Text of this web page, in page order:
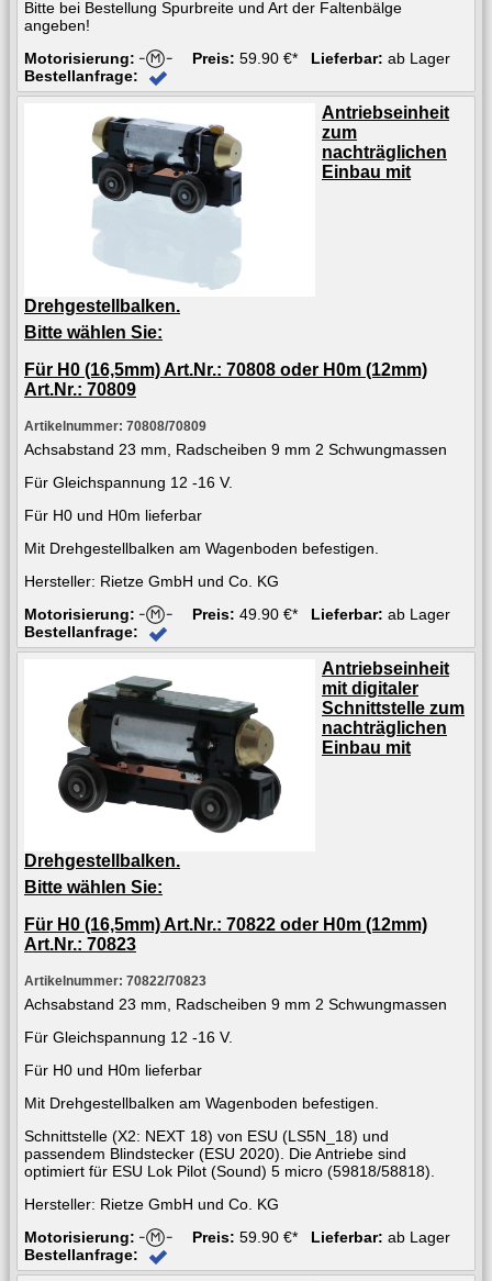
Bitte bei Bestellung Spurbreite und Art der Faltenbälge
angeben!
Motorisierung:
Preis: 59.90 €* Lieferbar: ab Lager
Bestellanfrage:
Antriebseinheit
zum
nachträglichen
Einbau mit
Drehgestellbalken.
Bitte wählen Sie:
Für H0 (16,5mm) Art.Nr.: 70808 oder H0m (12mm)
Art.Nr.: 70809
Artikelnummer: 70808/70809
Achsabstand 23 mm, Radscheiben 9 mm 2 Schwungmassen
Für Gleichspannung 12 -16 V.
Für H0 und H0m lieferbar
Mit Drehgestellbalken am Wagenboden befestigen.
Hersteller: Rietze GmbH und Co. KG
Motorisierung:
Preis: 49.90 €* Lieferbar: ab Lager
Bestellanfrage:
Antriebseinheit
mit digitaler
Schnittstelle zum
nachträglichen
Einbau mit
Drehgestellbalken.
Bitte wählen Sie:
Für H0 (16,5mm) Art.Nr.: 70822 oder H0m (12mm)
Art.Nr.: 70823
Artikelnummer: 70822/70823
Achsabstand 23 mm, Radscheiben 9 mm 2 Schwungmassen
Für Gleichspannung 12 -16 V.
Für H0 und H0m lieferbar
Mit Drehgestellbalken am Wagenboden befestigen.
Schnittstelle (X2: NEXT 18) von ESU (LS5N_18) und
passendem Blindstecker (ESU 2020). Die Antriebe sind
optimiert für ESU Lok Pilot (Sound) 5 micro (59818/58818).
Hersteller: Rietze GmbH und Co. KG
Motorisierung:
Preis: 59.90 €* Lieferbar: ab Lager
Bestellanfrage: